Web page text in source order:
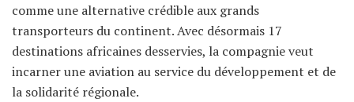
comme une alternative crédible aux grands
transporteurs du continent. Avec désormais 17
destinations africaines desservies, la compagnie veut
incarner une aviation au service du développement et de
la solidarité régionale.